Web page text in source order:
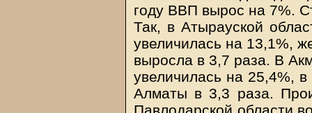
году ВВП вырос на 7%.
Так, в Атырауской
увеличилась на 13,1%,
выросла в 3,7 раза. В
увеличилась на 25,4%,
Алматы в 3,3 раза.